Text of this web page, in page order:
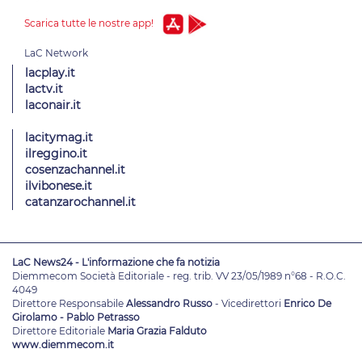
Scarica tutte le nostre app!
lacplay.it
lactv.it
laconair.it
lacitymag.it
ilreggino.it
cosenzachannel.it
ilvibonese.it
catanzarochannel.it
LaC News24 - L'informazione che fa notizia
Diemmecom Società Editoriale - reg. trib. VV 23/05/1989 n°68 - R.O.C.
4049
Direttore Responsabile Alessandro Russo - Vicedirettori Enrico De
Girolamo - Pablo Petrasso
Direttore Editoriale Maria Grazia Falduto
www.diemmecom.it